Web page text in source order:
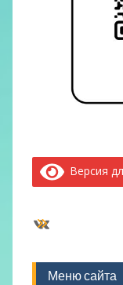
Версия
ВКонтакте
Меню сайта